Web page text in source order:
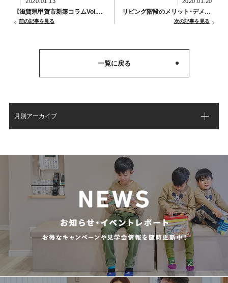
【滋賀県甲賀市新築コラムVol.38】引っ越し時の挨拶まわりってどこまで行くの？
前の記事を見る
リビング階段のメリット・デメリット【滋賀県甲賀市新築コラムVol.40】
次の記事を見る
一覧に戻る
月別アーカイブ